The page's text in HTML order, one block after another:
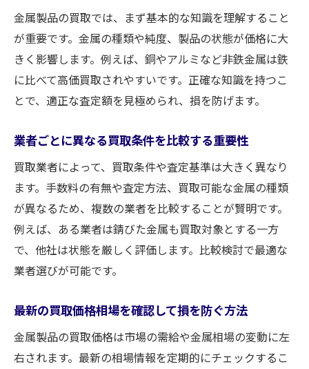
金属製品を高価買取してもらうコツと準備
法
不要な金属の選別が買取価格アップの鍵
買取依頼前に金属をきれいにするメリット
複数業者の買取価格を比較する賢い方法
買取価格が変わる金属の種類と状態
金属製品の種類別に変わる買取価格の特徴
買取価格に差が出る金属の状態を解説
鉄や銅など主要金属の買取相場を知ろう
錆や傷が買取価格に与える具体的影響
高く売れる金属製品の見極め方を伝授
錆びた金属製品も買取対象になる条件とは
錆びの有無が買取価格に及ぼす影響を解説
買取不可になる金属とその理由を知ろう
金属製品の買取では、まず基本的な知識を理解すること
が重要です。金属の種類や純度、製品の状態が価格に大
きく影響します。例えば、銅やアルミなど非鉄金属は鉄
に比べて高価買取されやすいです。正確な知識を持つこ
とで、適正な査定額を見極められ、損を防げます。
業者ごとに異なる買取条件を比較する重要性
買取業者によって、買取条件や査定基準は大きく異なり
ます。手数料の有無や査定方法、買取可能な金属の種類
が異なるため、複数の業者を比較することが賢明です。
例えば、ある業者は錆びた金属も買取対象とする一方
で、他社は状態を厳しく評価します。比較検討で最適な
業者選びが可能です。
最新の買取価格相場を確認して損を防ぐ方法
金属製品の買取価格は市場の需給や金属相場の変動に左
右されます。最新の相場情報を定期的にチェックするこ